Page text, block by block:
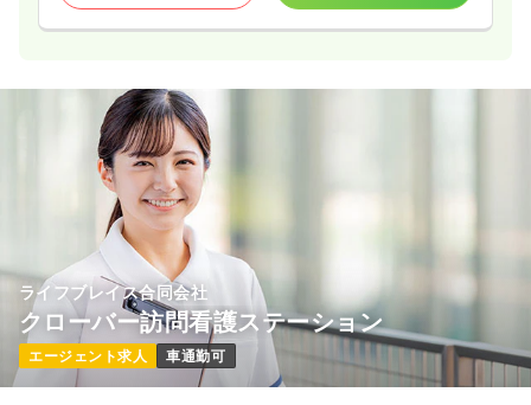
ライフブレイス合同会社
クローバー訪問看護ステーション
エージェント求人 車通勤可